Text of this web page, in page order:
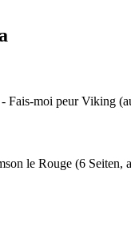
- Fais-moi peur Viking
le Rouge (6 Seiten,